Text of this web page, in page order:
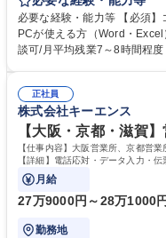
様相談室でのお仕事です。 日々お客様からいただくキリングループへのご
意見を、企業活動に活かして
って対応、情報提供するとと
平均100件前後■メール・手紙：同上40件前後 募
相談室】お客様のお声をもと
必要な経験・能力等 【必須】
PCが使える方（Word・
談可/月平均残業7～8時間程度 【入社後の研修】着任から1か月は電話対応
すのでご安心ください。 【当
う会社として、お客様との出
を込めてコミュニケーショ
す。 学歴・資格 学歴：大学院 大学 高専 短大 専修学校 高校 語学力： 資
格：
正社員
株式会社キーエンス
【大阪・京都・滋賀
【仕事内容】大阪営業所、京都営
【詳細】電話応対・データ入力・
で発生する事務業務や業務改善をお
月給
27万9000円～28万1000円
勤務地